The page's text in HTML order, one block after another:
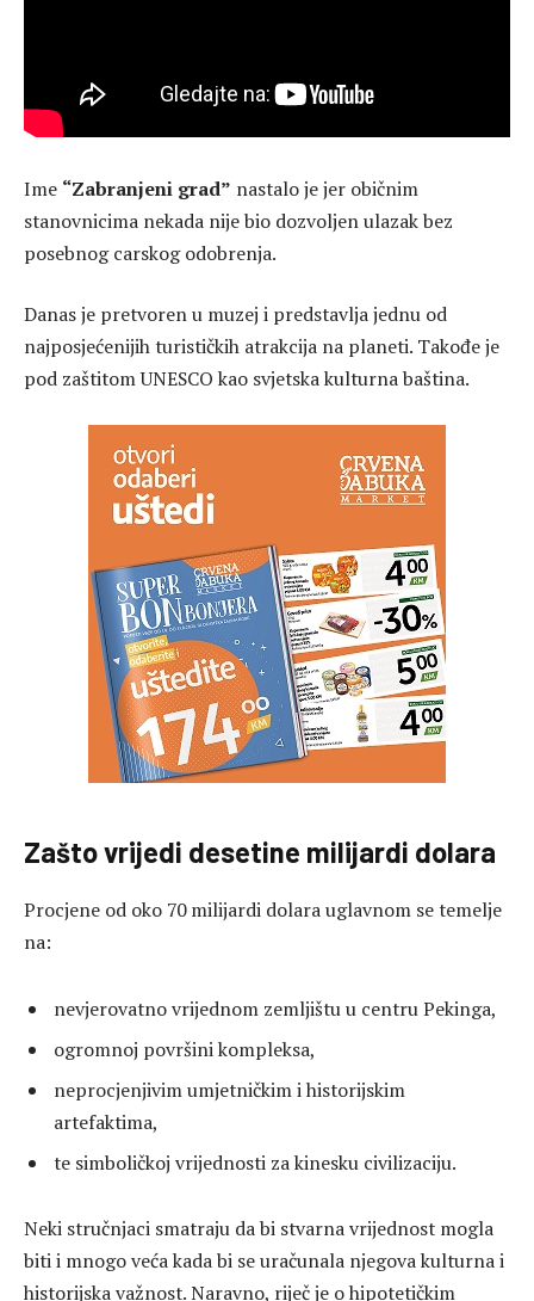
Ime “Zabranjeni grad” nastalo je jer običnim
stanovnicima nekada nije bio dozvoljen ulazak bez
posebnog carskog odobrenja.
Danas je pretvoren u muzej i predstavlja jednu od
najposjećenijih turističkih atrakcija na planeti. Takođe je
pod zaštitomUNESCO kao svjetska kulturna baština.
Zašto vrijedi desetine milijardi dolara
Procjene od oko 70 milijardi dolara uglavnom se temelje
na:
nevjerovatno vrijednom zemljištu u centru Pekinga,
ogromnoj površini kompleksa,
neprocjenjivim umjetničkim i historijskim
artefaktima,
te simboličkoj vrijednosti za kinesku civilizaciju.
Neki stručnjaci smatraju da bi stvarna vrijednost mogla
biti i mnogo veća kada bi se uračunala njegova kulturna i
historijska važnost. Naravno, riječ je o hipotetičkim